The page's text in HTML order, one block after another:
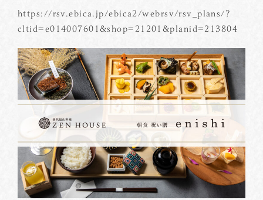
https://rsv.ebica.jp/ebica2/webrsv/rsv_plans/?
cltid=e014007601&shop=21201&planid=213804